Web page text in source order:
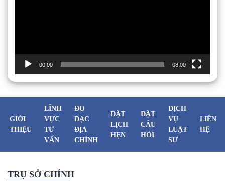
00:00 08:00
GIỚI
THIỆU
LĨNH
VỰC
TƯ
VẤN
ĐO
ĐẠC
ĐỊA
CHÍNH
ĐẶT
LỊCH
HẸN
ĐẶT
CÂU
HỎI
DỊCH
VỤ
LUẬT
SƯ
LIÊN
HỆ
TRỤ SỞ CHÍNH